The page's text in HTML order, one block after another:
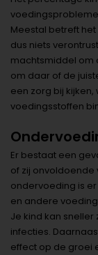
Meestal betreft
dus niets
machtsmiddel om
om daar of de
een zorg bij
voedingsstoffen
Er bestaat een
of zij onvoldoende
ondervoeding is
en andere
Je kind kan
infecties.
effect op de groei